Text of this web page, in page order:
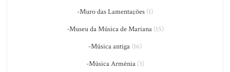
-Muro das Lamentações (1)
-Museu da Música de Mariana(15)
-Música antiga (16)
-Música Armênia(3)